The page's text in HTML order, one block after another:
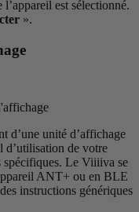
est sélectionné.
».
d’une unité d’affichage
d’utilisation de votre
spécifiques. Le Viiiiva se
ANT+ ou en BLE
instructions génériques